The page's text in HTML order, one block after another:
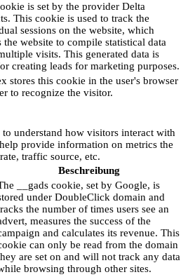
is set by the provider Delta
This cookie is used to track the
sessions on the website, which
the website to compile statistical data
visits. This generated data is
creating leads for marketing purposes.
stores this cookie in the user's browser
to recognize the visitor.
understand how visitors interact with
provide information on metrics the
traffic source, etc.
Beschreibung
__gads cookie, set by Google, is
under DoubleClick domain and
the number of times users see an
measures the success of the
and calculates its revenue. This
can only be read from the domain
are set on and will not track any data
browsing through other sites.